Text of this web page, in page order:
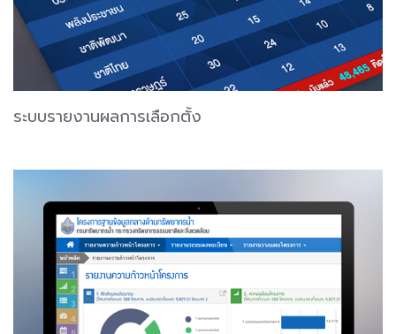
ระบบรายงานผลการเลือกตั้ง